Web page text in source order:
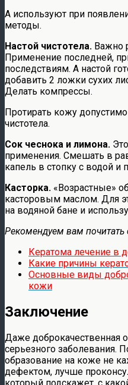
А используют при
методы.
Настой чистотела. Важно
Применение последней,
последствиям. А настой
добавить 2 ложки сухих
Делать компрессы.
Протирать кожу
чистотела.
Сок чеснока и лимона.
применения. Смешать в
капель в стопку с водой
Касторка. «Возрастные»
касторовым маслом. Для
на водяной бане и
Рекомендуем вам почитать
Кератома лечение в
Какие причины
Основные виды
кожи
Заключение
Даже доброкачественная
серьезного заболевания.
образование на коже не
дефектом, лучше